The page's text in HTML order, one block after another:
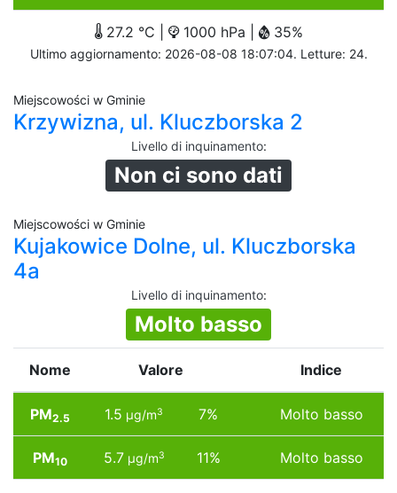
27.2 °C | 1000 hPa | 35%
Ultimo aggiornamento: 2026-08-08 18:07:04. Letture: 24.
Miejscowości w Gminie
Krzywizna, ul. Kluczborska 2
Livello di inquinamento:
Non ci sono dati
Miejscowości w Gminie
Kujakowice Dolne, ul. Kluczborska
4a
Livello di inquinamento:
Molto basso
Nome Valore Indice
PM2.5 1.5 µg/m3 7% Molto basso
PM10 5.7µg/m3 11% Molto basso